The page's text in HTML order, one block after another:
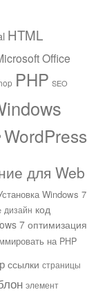
HTML
Office
PHP SEO
WordPress
для Web
Windows 7
дизайн код
7 оптимизация
на PHP
ссылки страницы
элемент